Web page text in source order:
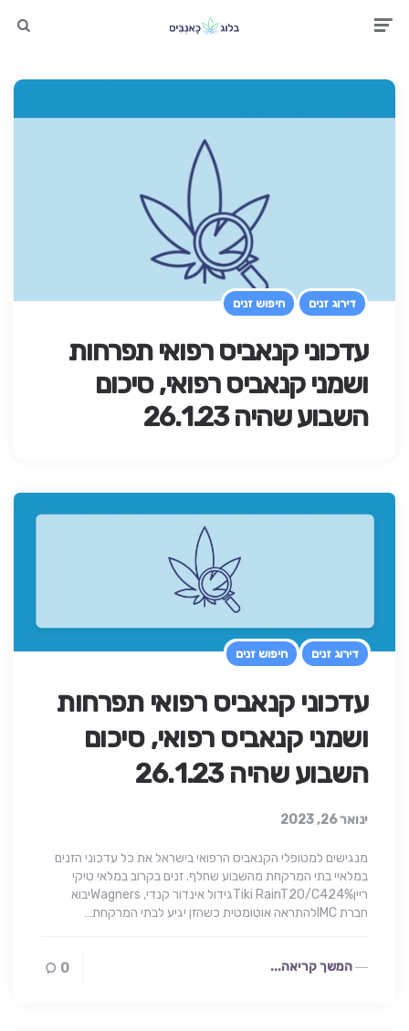
דירוג זנים חיפוש זנים
עדכוני קנאביס רפואי תפרחות
ושמני קנאביס רפואי, סיכום
השבוע שהיה 26.1.23
דירוג זנים חיפוש זנים
עדכוני קנאביס רפואי תפרחות
ושמני קנאביס רפואי, סיכום
השבוע שהיה 26.1.23
ינואר 26, 2023
מנגישים למטופלי הקנאביס הרפואי בישראל את כל עדכוני הזנים
במלאיי בתי המרקחת מהשבוע שחלף. זנים בקרוב במלאי טיקי
רייןTiki RainT20/C424%גידול אינדור קנדי, Wagnersיבוא
חברת IMCלהתראה אוטומטית כשהזן יגיע לבתי המרקחת…
המשך קריאה... 0